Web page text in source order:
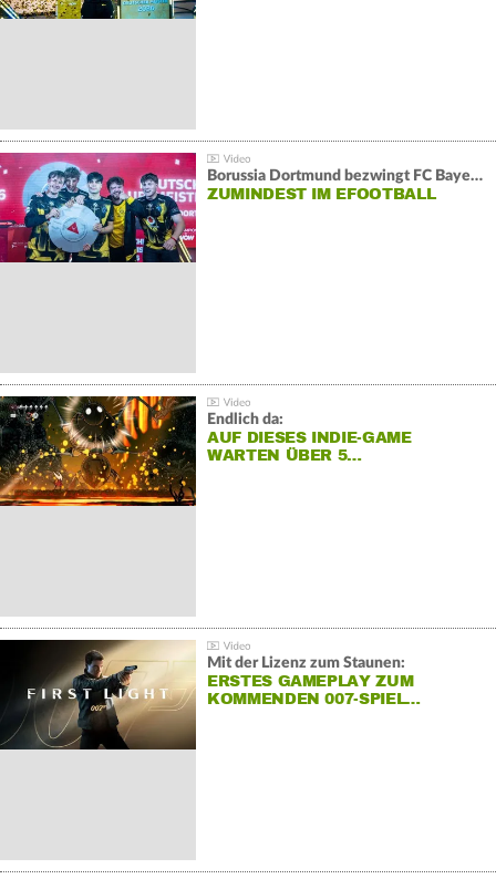
Borussia Dortmund bezwingt FC Bayern und gewinnt die Meisterschaft
ZUMINDEST IM EFOOTBALL
Endlich da:
AUF DIESES INDIE-GAME
WARTEN ÜBER 5…
Mit der Lizenz zum Staunen:
ERSTES GAMEPLAY ZUM
KOMMENDEN 007-SPIEL…